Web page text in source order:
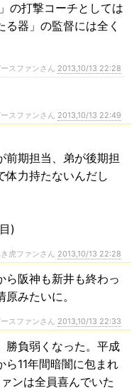
の打撃コーチとしては
る器」の監督には全く
スファンさん 2013,10/13 22:28
スファンさん 2013,10/13 22:49
前期担当、弟が後期担
体力持たないんだし
)
虎ファンさん 2013,10/13 22:28
ら阪神も新井も終わっ
みたいに。
スファンさん 2013,10/13 22:33
勝負弱くなった。平成
ら11年間暗闇に包まれ
ンは全員喜んでいた